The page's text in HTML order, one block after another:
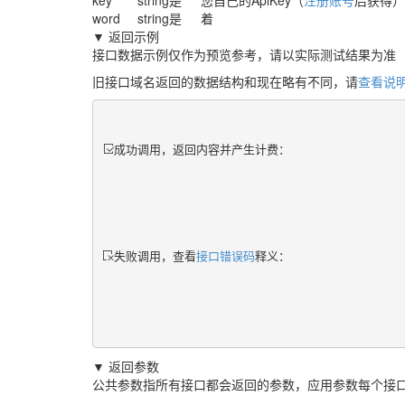
word
string是 着
▼ 返回示例
接口数据示例仅作为预览参考，请以实际测试结果为准
旧接口域名返回的数据结构和现在略有不同，请查看说
成功调用，返回内容并产生计费：
失败调用，查看接口错误码释义：
▼ 返回参数
公共参数指所有接口都会返回的参数，应用参数每个接